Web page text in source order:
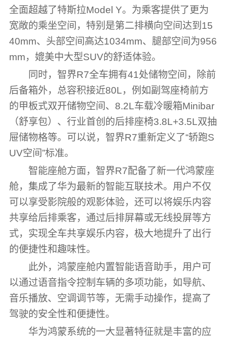
全面超越了特斯拉Model Y。为乘客提供了更为
宽敞的乘坐空间，特别是第二排横向空间达到15
40mm、头部空间高达1034mm、腿部空间为956
mm，媲美中大型SUV的舒适体验。
同时，智界R7全车拥有41处储物空间，除前
后备箱外，总容积接近80L，例如副驾座椅前方
的甲板式双开储物空间、8.2L车载冷暖箱Minibar
（舒享包）、行业首创的后排座椅3.8L+3.5L双抽
屉储物格等。可以说，智界R7重新定义了“轿跑S
UV空间”标准。
智能座舱方面，智界R7配备了新一代鸿蒙座
舱，集成了华为最新的智能互联技术。用户不仅
可以享受影院般的观影体验，还可以将娱乐内容
共享给后排乘客，通过后排屏幕或无线投屏等方
式，实现全车共享娱乐内容，极大地提升了出行
的便捷性和趣味性。
此外，鸿蒙座舱内置智能语音助手，用户可
以通过语音指令控制车辆的多项功能，如导航、
音乐播放、空调调节等，无需手动操作，提高了
驾驶的安全性和便捷性。
华为鸿蒙系统的一大显著特征就是丰富的应